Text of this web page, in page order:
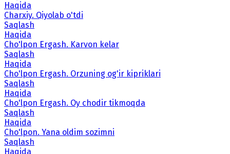
Haqida
Charxiy. Qiyolab o'tdi
Saqlash
Haqida
Cho'lpon Ergash. Karvon kelar
Saqlash
Haqida
Cho'lpon Ergash. Orzuning og'ir kipriklari
Saqlash
Haqida
Cho'lpon Ergash. Oy chodir tikmoqda
Saqlash
Haqida
Cho'lpon. Yana oldim sozimni
Saqlash
Haqida